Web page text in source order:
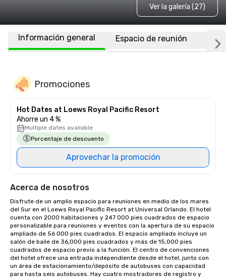
Ver la galería (27)
Información general Espacio de reunión
Promociones
Hot Dates at Loews Royal Pacific Resort
Ahorre un 4 %
Multiple dates available
Porcentaje de descuento
Aprovechar la promoción
Acerca de nosotros
Disfrute de un amplio espacio para reuniones en medio de los mares
del Sur en el Loews Royal Pacific Resort at Universal Orlando. El hotel
cuenta con 2000 habitaciones y 247 000 pies cuadrados de espacio
personalizable para reuniones y eventos con la apertura de su espacio
ampliado de 56 000 pies cuadrados. El espacio ampliado incluye un
salón de baile de 36,000 pies cuadrados y más de 15,000 pies
cuadrados de espacio previo a la función. El centro de convenciones
del hotel ofrece una entrada independiente desde el hotel, junto con
un área de estacionamiento/depósito de autobuses con capacidad
para hasta seis autobuses. Hay cuatro mostradores de registro y